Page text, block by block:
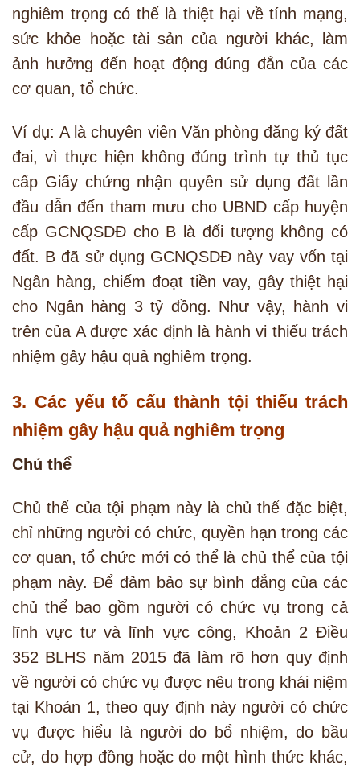
nghiêm trọng có thể là thiệt hại về tính mạng,
sức khỏe hoặc tài sản của người khác, làm
ảnh hưởng đến hoạt động đúng đắn của các
cơ quan, tổ chức.
Ví dụ: A là chuyên viên Văn phòng đăng ký đất
đai, vì thực hiện không đúng trình tự thủ tục
cấp Giấy chứng nhận quyền sử dụng đất lần
đầu dẫn đến tham mưu cho UBND cấp huyện
cấp GCNQSDĐ cho B là đối tượng không có
đất. B đã sử dụng GCNQSDĐ này vay vốn tại
Ngân hàng, chiếm đoạt tiền vay, gây thiệt hại
cho Ngân hàng 3 tỷ đồng. Như vậy, hành vi
trên của A được xác định là hành vi thiếu trách
nhiệm gây hậu quả nghiêm trọng.
3. Các yếu tố cấu thành tội thiếu trách
nhiệm gây hậu quả nghiêm trọng
Chủ thể
Chủ thể của tội phạm này là chủ thể đặc biệt,
chỉ những người có chức, quyền hạn trong các
cơ quan, tổ chức mới có thể là chủ thể của tội
phạm này. Để đảm bảo sự bình đẳng của các
chủ thể bao gồm người có chức vụ trong cả
lĩnh vực tư và lĩnh vực công, Khoản 2 Điều
352 BLHS năm 2015 đã làm rõ hơn quy định
về người có chức vụ được nêu trong khái niệm
tại Khoản 1, theo quy định này người có chức
vụ được hiểu là người do bổ nhiệm, do bầu
cử, do hợp đồng hoặc do một hình thức khác,